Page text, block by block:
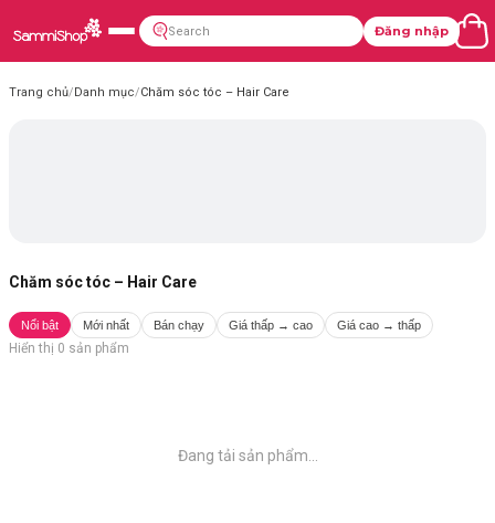
Đăng nhập
Trang chủ/Danh mục/Chăm sóc tóc – Hair Care
Chăm sóc tóc – Hair Care
Nổi bật Mới nhất Bán chạy Giá thấp → cao Giá cao → thấp
Hiển thị 0 sản phẩm
Đang tải sản phẩm...